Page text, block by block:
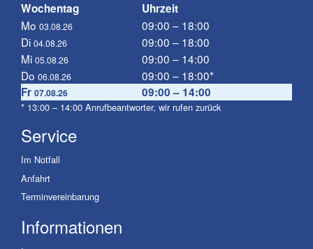
Wochentag
Uhrzeit
Mo 03.08.26
09:00 – 18:00
Di 04.08.26
09:00 – 18:00
Mi 05.08.26
09:00 – 14:00
Do 06.08.26
09:00 – 18:00*
Fr 07.08.26 09:00 – 14:00
* 13:00 – 14:00 Anrufbeantworter, wir rufen zurück
Service
Im Notfall
Anfahrt
Terminvereinbarung
Informationen